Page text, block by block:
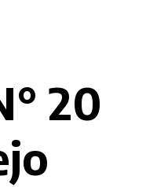
20